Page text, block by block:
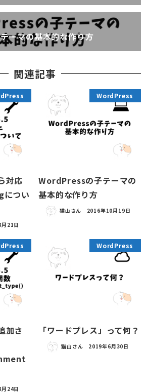
ーマの基本的な作り方
関連記事
対応
つい
21日
WordPress
WordPressの子テーマの
基本的な作り方
猫山さん 2016年10月19日
加さ
24日
WordPress
「ワードプレス」って何？
猫山さん 2019年6月30日